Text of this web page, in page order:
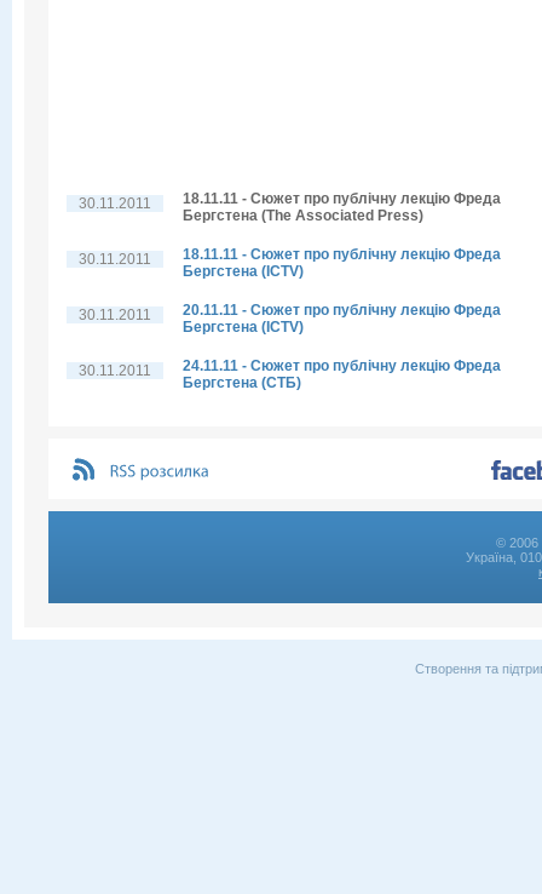
30.11.2011
18.11.11 - Сюжет про публічну лекцію Фреда
Бергстена (The Associated Press)
30.11.2011
18.11.11 - Сюжет про публічну лекцію Фреда
Бергстена (ICTV)
30.11.2011
20.11.11 - Сюжет про публічну лекцію Фреда
Бергстена (ICTV)
30.11.2011
24.11.11 - Сюжет про публічну лекцію Фреда
Бергстена (СТБ)
© 2006
Україна,
Створення та